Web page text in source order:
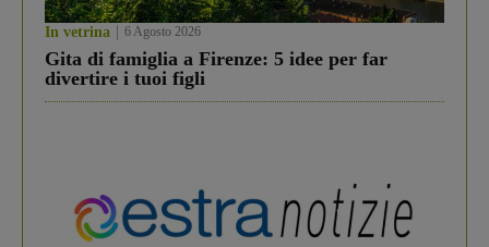
In vetrina 6 Agosto 2026
Gita di famiglia a Firenze: 5 idee per far
divertire i tuoi figli